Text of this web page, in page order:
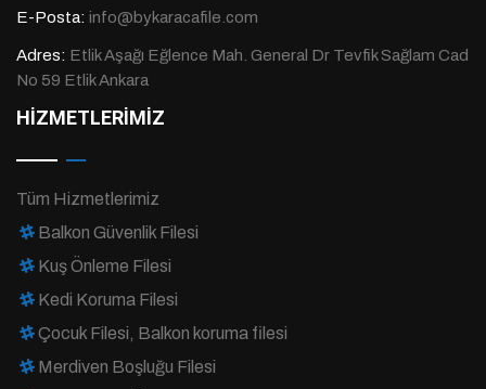
E-Posta: info@bykaracafile.com
Adres: Etlik Aşağı Eğlence Mah. General Dr Tevfik Sağlam Cad
No 59 Etlik Ankara
HİZMETLERİMİZ
Tüm Hizmetlerimiz
Balkon Güvenlik Filesi
Kuş Önleme Filesi
Kedi Koruma Filesi
Çocuk Filesi, Balkon koruma filesi
Merdiven Boşluğu Filesi